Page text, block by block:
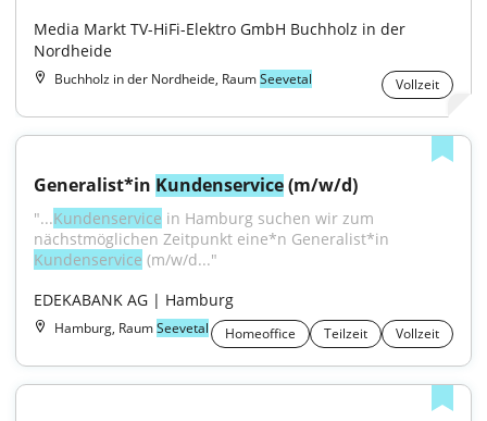
Media Markt TV-HiFi-Elektro GmbH Buchholz in der
Nordheide
Buchholz in der Nordheide, RaumSeevetal Vollzeit
Generalist*in Kundenservice (m/w/d)
"...Kundenservice in Hamburg suchen wir zum
Kundenservice (m/w/d..."
EDEKABANK AG | Hamburg
Hamburg, RaumSeevetal Homeoffice Teilzeit Vollzeit